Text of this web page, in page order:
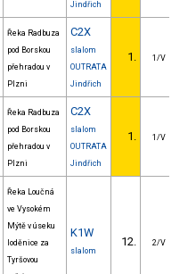
Jindřich
Řeka Radbuza
pod Borskou
přehradou v
Plzni
C2X
slalom
OUTRATA
Jindřich
1. 1/V
Řeka Radbuza
pod Borskou
přehradou v
Plzni
C2X
slalom
OUTRATA
Jindřich
1. 1/V
Řeka Loučná
ve Vysokém
Mýtě v úseku
loděnice za
Tyršovou
K1W
slalom
12. 2/V